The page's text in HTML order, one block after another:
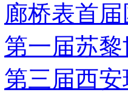
廊桥表首
第一届苏
第三届西